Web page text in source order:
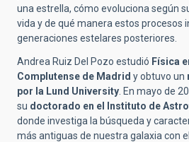
una estrella, cómo evoluciona según
vida y de qué manera estos procesos
generaciones estelares posteriores.
Andrea Ruiz Del Pozo estudió Física
Complutense de Madrid y obtuvo un
por la Lund University . En mayo de
su doctorado en el Instituto de
donde investiga la búsqueda y
más antiguas de nuestra galaxia con